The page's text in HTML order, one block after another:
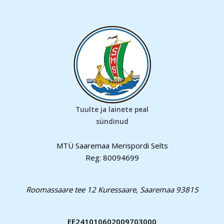
Tuulte ja lainete peal
sündinud
MTÜ Saaremaa Merispordi Selts
Reg: 80094699
Roomassaare tee 12 Kuressaare, Saaremaa 93815
EE241010602009703000